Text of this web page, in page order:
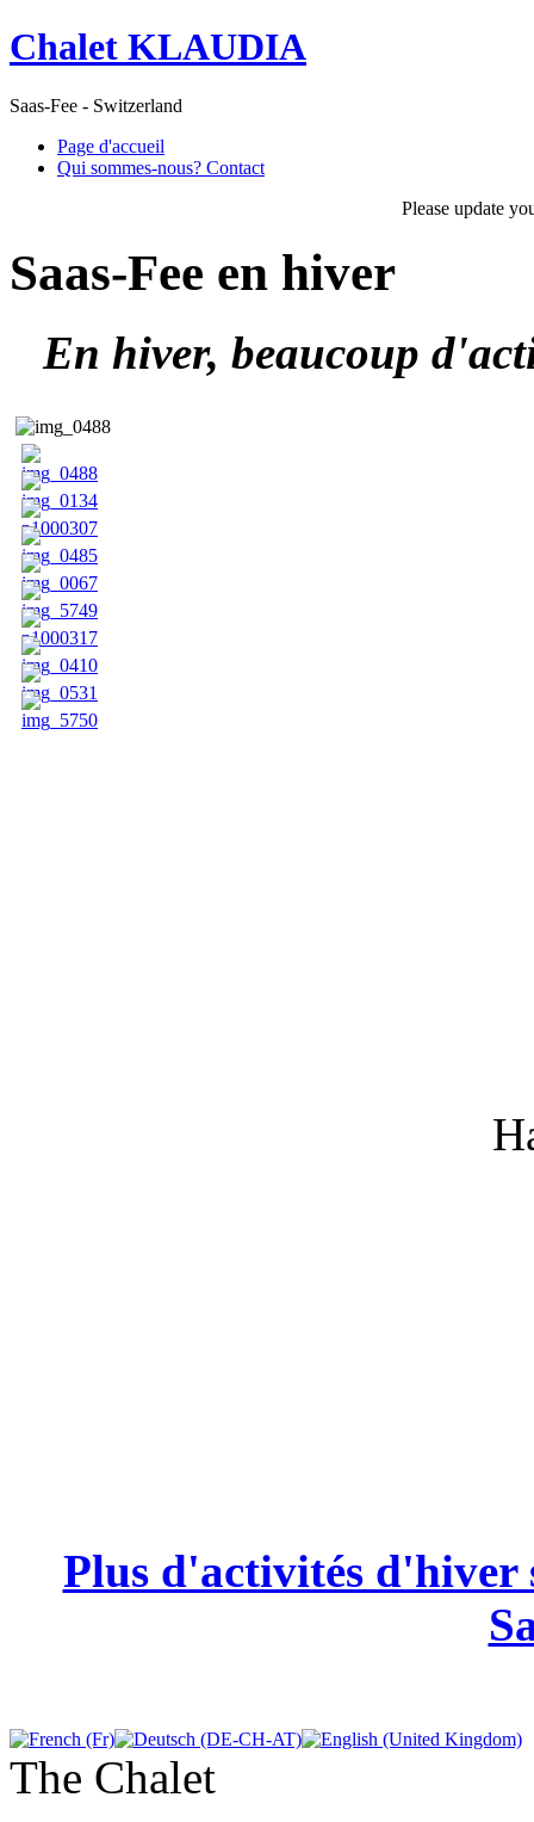
Chalet KLAUDIA
Saas-Fee - Switzerland
Page d'accueil
Qui sommes-nous? Contact
Please update
Saas-Fee en hiver
En hiver, beaucoup
Plus d'activités d'hiver
The Chalet